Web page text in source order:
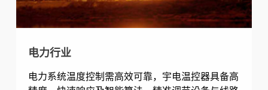
电力行业
电力系统温度控制需高效可靠，宇电温控器具备高